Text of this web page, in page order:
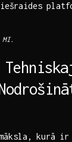
kurā ⁢ir